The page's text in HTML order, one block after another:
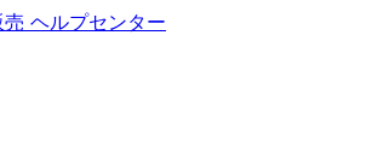
ヘルプセンター